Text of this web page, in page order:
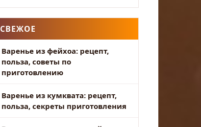
СВЕЖОЕ
Варенье из фейхоа: рецепт,
польза, советы по
приготовлению
Варенье из кумквата: рецепт,
польза, секреты приготовления